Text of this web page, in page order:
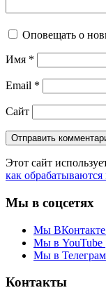
Оповещать о
Имя *
Email *
Сайт
Этот сайт
как
Мы в соцсетях
Мы ВКонтакте
Мы в YouTube
Мы в Телеграм
Контакты